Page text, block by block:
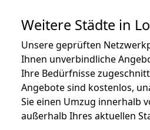
Weitere Städte in
Unsere geprüften
Ihnen unverbindliche
Ihre Bedürfnisse
Angebote sind kostenlos,
Sie einen Umzug innerhalb
außerhalb Ihres aktuellen